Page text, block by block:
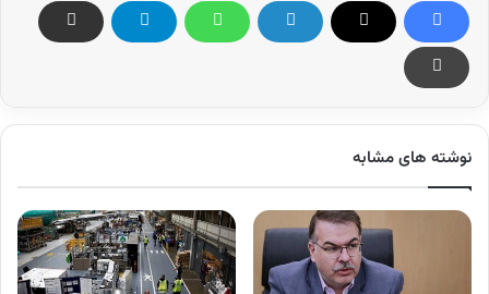
نوشته های مشابه